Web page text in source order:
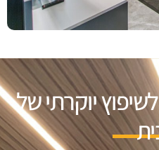
יוקרתי של